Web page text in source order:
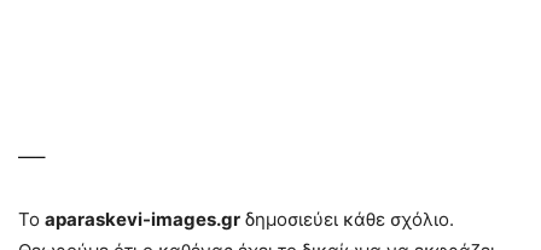
—–
Το aparaskevi-images.gr δημοσιεύει κάθε σχόλιο.